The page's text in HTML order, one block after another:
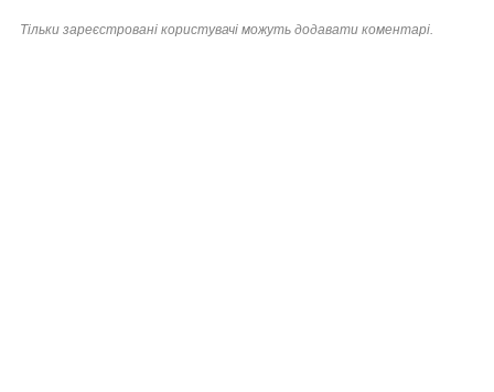
Тільки зареєстровані користувачі можуть додавати коментарі.